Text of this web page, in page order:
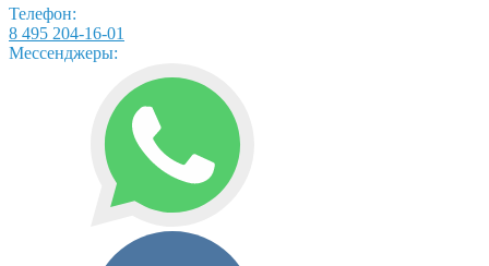
Телефон:
8 495 204-16-01
Мессенджеры: